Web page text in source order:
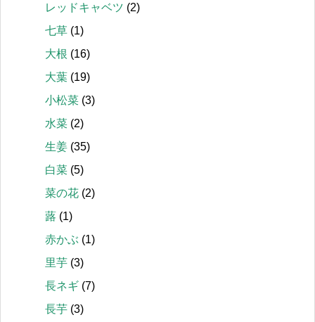
レッドキャベツ (2)
七草 (1)
大根 (16)
大葉 (19)
小松菜 (3)
水菜 (2)
生姜 (35)
白菜 (5)
菜の花 (2)
蕗 (1)
赤かぶ (1)
里芋 (3)
長ネギ (7)
長芋 (3)